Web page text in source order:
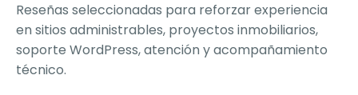
Reseñas seleccionadas para reforzar experiencia
en sitios administrables, proyectos inmobiliarios,
soporte WordPress, atención y acompañamiento
técnico.